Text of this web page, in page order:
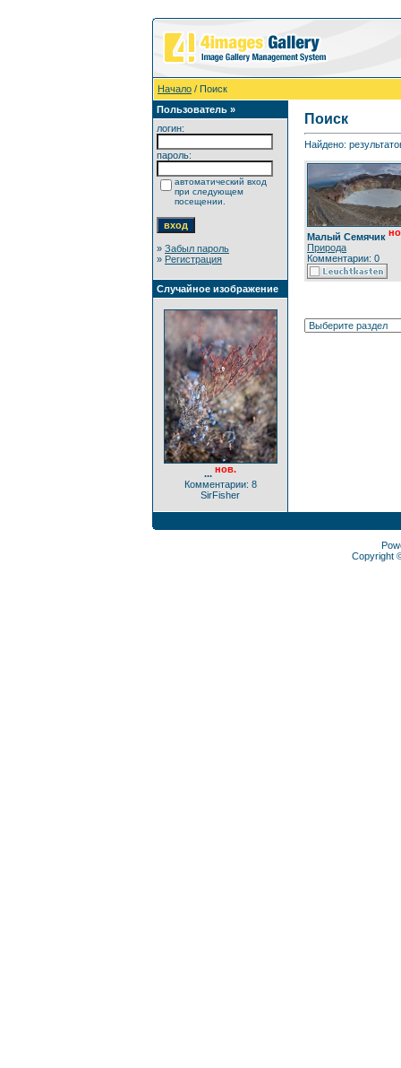
Начало / Поиск
Пользователь »
логин:
пароль:
автоматический вход
при следующем
посещении.
» Забыл пароль
» Регистрация
Случайное изображение
... нов.
Комментарии: 8
SirFisher
Поиск
Найдено:
Малый Семячик
Природа
Комментарии: 0
Copyright